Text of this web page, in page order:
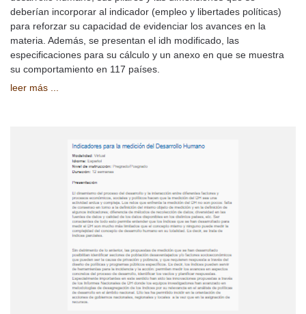
deberían incorporar al indicador (empleo y libertades políticas)
para reforzar su capacidad de evidenciar los avances en la
materia. Además, se presentan el idh modificado, las
especificaciones para su cálculo y un anexo en que se muestra
su comportamiento en 117 países.
leer más ...